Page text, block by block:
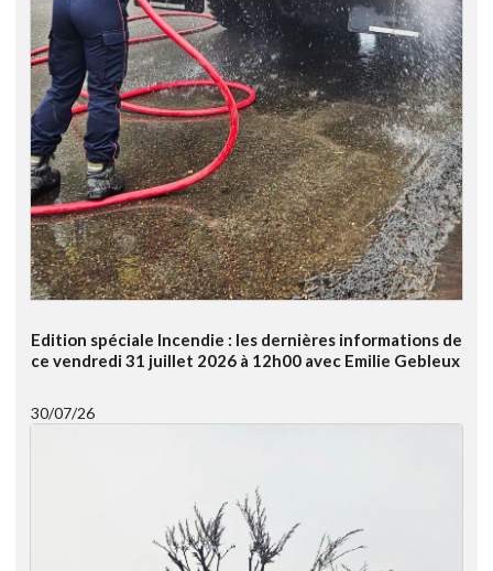
Edition spéciale Incendie : les dernières informations de
ce vendredi 31 juillet 2026 à 12h00 avec Emilie Gebleux
30/07/26